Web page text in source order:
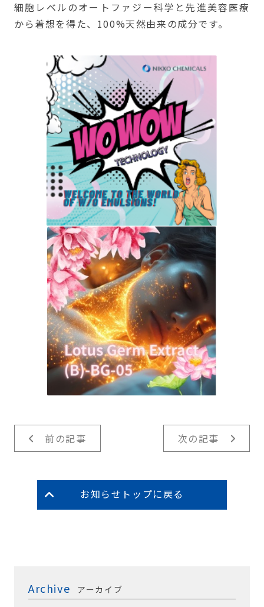
細胞レベルのオートファジー科学と先進美容医療
から着想を得た、100%天然由来の成分です。
前の記事 次の記事
お知らせトップに戻る
Archive アーカイブ